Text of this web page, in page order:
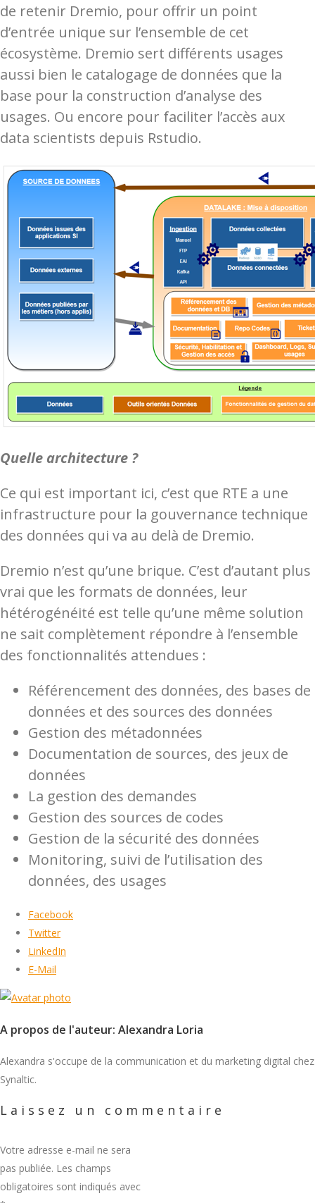
de retenir Dremio, pour offrir un point
d’entrée unique sur l’ensemble de cet
écosystème. Dremio sert différents usages
aussi bien le catalogage de données que la
base pour la construction d’analyse des
usages. Ou encore pour faciliter l’accès aux
data scientists depuis Rstudio.
Quelle architecture ?
Ce qui est important ici, c’est que RTE a une
infrastructure pour la gouvernance technique
des données qui va au delà de Dremio.
Dremio n’est qu’une brique. C’est d’autant plus
vrai que les formats de données, leur
hétérogénéité est telle qu’une même solution
ne sait complètement répondre à l’ensemble
des fonctionnalités attendues :
Référencement des données, des bases de
données et des sources des données
Gestion des métadonnées
Documentation de sources, des jeux de
données
La gestion des demandes
Gestion des sources de codes
Gestion de la sécurité des données
Monitoring, suivi de l’utilisation des
données, des usages
Facebook
Twitter
LinkedIn
E-Mail
A propos de l'auteur: Alexandra Loria
Alexandra s'occupe de la communication et du marketing digital chez
Synaltic.
Laissez un commentaire
Votre adresse e-mail ne sera
pas publiée. Les champs
obligatoires sont indiqués avec